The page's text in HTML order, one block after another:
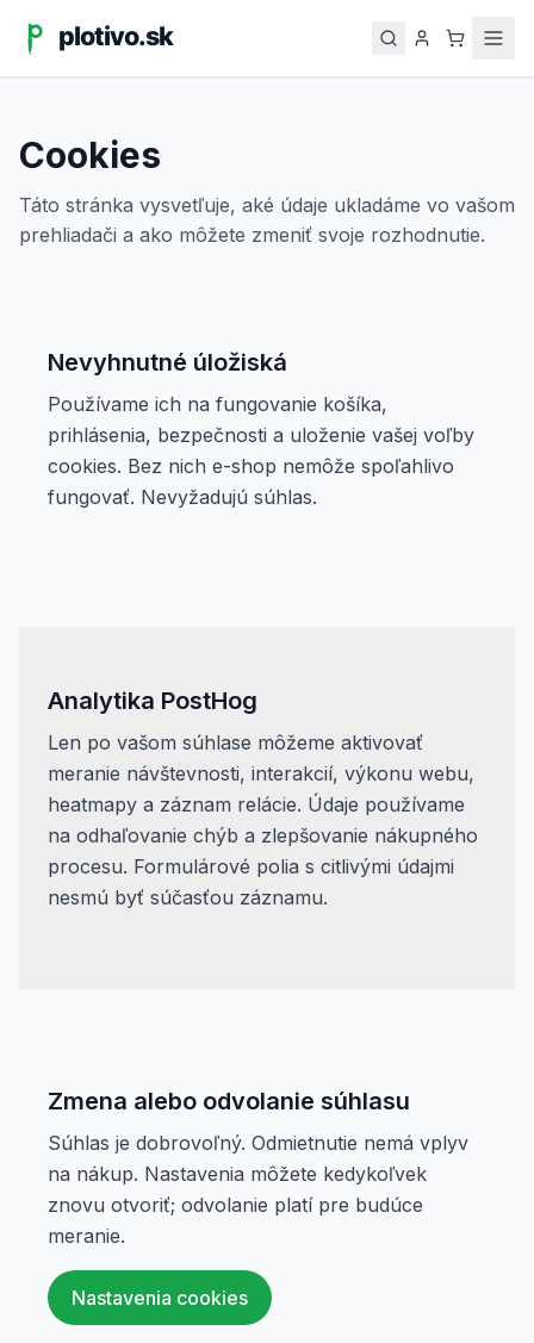
Cookies
Táto stránka vysvetľuje, aké údaje ukladáme vo vašom
prehliadači a ako môžete zmeniť svoje rozhodnutie.
Nevyhnutné úložiská
Používame ich na fungovanie košíka,
prihlásenia, bezpečnosti a uloženie vašej voľby
cookies. Bez nich e-shop nemôže spoľahlivo
fungovať. Nevyžadujú súhlas.
Analytika PostHog
Len po vašom súhlase môžeme aktivovať
meranie návštevnosti, interakcií, výkonu webu,
heatmapy a záznam relácie. Údaje používame
na odhaľovanie chýb a zlepšovanie nákupného
procesu. Formulárové polia s citlivými údajmi
nesmú byť súčasťou záznamu.
Zmena alebo odvolanie súhlasu
Súhlas je dobrovoľný. Odmietnutie nemá vplyv
na nákup. Nastavenia môžete kedykoľvek
znovu otvoriť; odvolanie platí pre budúce
meranie.
Nastavenia cookies